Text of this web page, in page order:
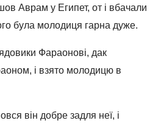
Аврам у Египет, от і вбачали
була молодиця гарна дуже.
Фараонові, дак
і взято молодицю в
він добре задля неї, і